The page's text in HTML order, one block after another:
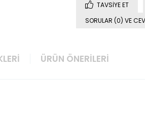
TAVSIYE ET
SORULAR (0) VE
ÜRÜN ÖNERILERI